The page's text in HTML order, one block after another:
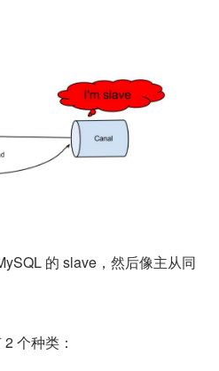
的 slave，然后像主从同
个种类：